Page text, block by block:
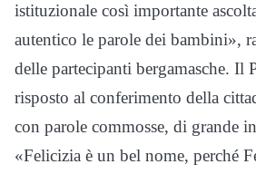
istituzionale così importante
autentico le parole dei bambini»,
delle partecipanti bergamasche. Il
risposto al conferimento della
con parole commosse, di grande
«Felicizia è un bel nome, perché